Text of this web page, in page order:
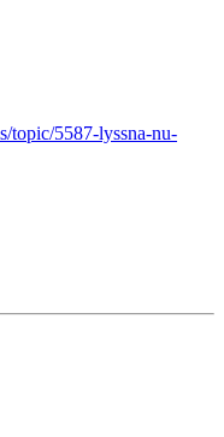
topic/5587-lyssna-nu-